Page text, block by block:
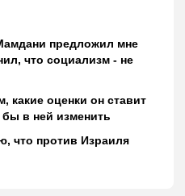
предложил мне
что социализм - не
какие оценки он ставит
в ней изменить
что против Израиля